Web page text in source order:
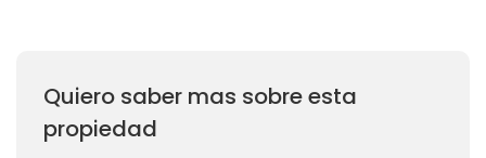
Quiero saber mas sobre esta
propiedad